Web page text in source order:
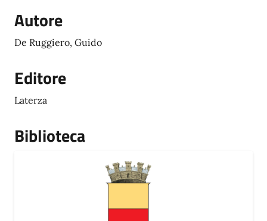
Autore
De Ruggiero, Guido
Editore
Laterza
Biblioteca